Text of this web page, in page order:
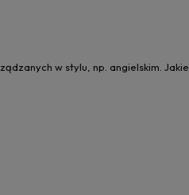
w stylu, np. angielskim. Jakie